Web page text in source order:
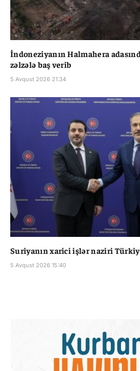
İndoneziyanın Halmahera
zəlzələ baş verib
5 Avqust 2026 21:34
Suriyanın xarici işlər naziri
5 Avqust 2026 15:40